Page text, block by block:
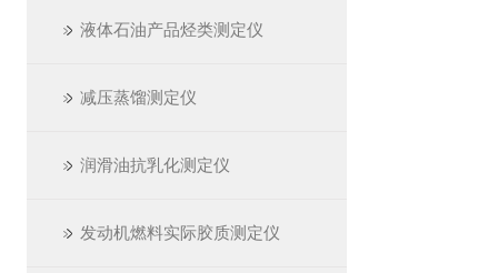
液体石油产品烃类测定仪
减压蒸馏测定仪
润滑油抗乳化测定仪
发动机燃料实际胶质测定仪